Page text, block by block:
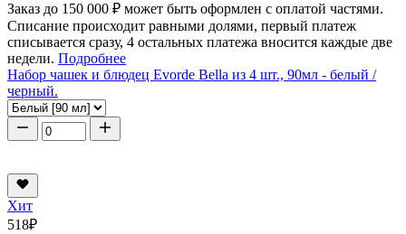
Заказ до 150 000 ₽ может быть оформлен с оплатой частями.
Списание происходит равными долями, первый платеж
списывается сразу, 4 остальных платежа вносится каждые две
недели. Подробнее
Набор чашек и блюдец Evorde Bella из 4 шт., 90мл - белый /
черный.
Хит
518₽